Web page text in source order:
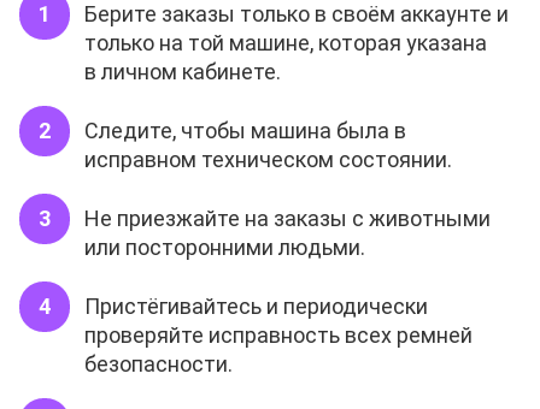
Берите заказы только в своём аккаунте и
только на той машине, которая указана
в личном кабинете.
Следите, чтобы машина была в
исправном техническом состоянии.
Не приезжайте на заказы с животными
или посторонними людьми.
Пристёгивайтесь и периодически
проверяйте исправность всех ремней
безопасности.